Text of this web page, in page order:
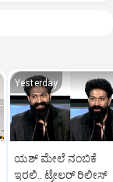
Yesterday
ಯಶ್‌ ಮೇಲೆ ನಂಬಿಕೆ
ಇರಲಿ.. ಟ್ರೇಲರ್‌ ರಿಲೀಸ್‌